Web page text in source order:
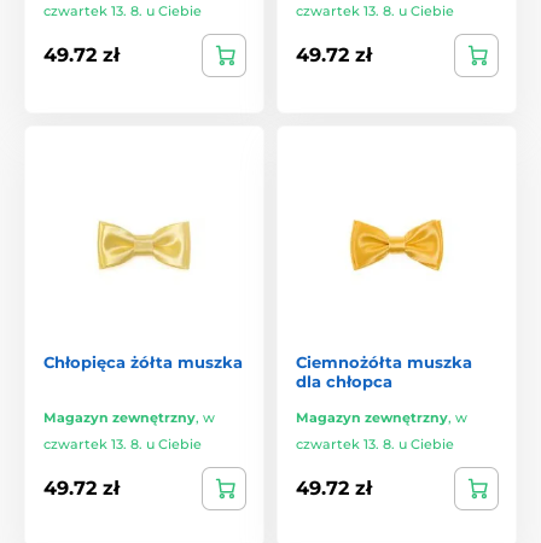
czwartek 13. 8. u Ciebie
49.72 zł
czwartek 13. 8. u Ciebie
49.72 zł
Chłopięca żółta muszka
Magazyn zewnętrzny, w
czwartek 13. 8. u Ciebie
49.72 zł
Ciemnożółta muszka
dla chłopca
Magazyn zewnętrzny, w
czwartek 13. 8. u Ciebie
49.72 zł